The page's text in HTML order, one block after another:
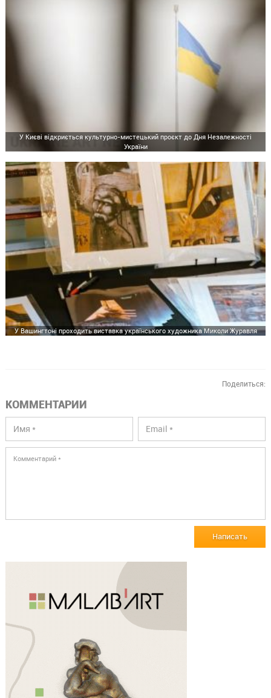
У Києві відкриється культурно-мистецький проєкт до Дня Незалежності
України
У Вашингтоні проходить виставка українського художника Миколи Журавля
Поделиться:
КОММЕНТАРИИ
Написать